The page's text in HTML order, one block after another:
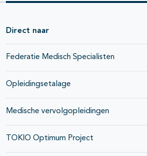
Direct naar
Federatie Medisch Specialisten
Opleidingsetalage
Medische vervolgopleidingen
TOKIO Optimum Project